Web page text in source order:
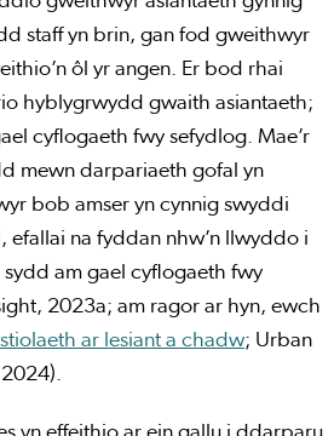
staff yn brin, gan fod gweithwyr
ôl yr angen. Er bod rhai
hyblygrwydd gwaith asiantaeth;
cyflogaeth fwy sefydlog. Mae’r
mewn darpariaeth gofal yn
bob amser yn cynnig swyddi
efallai na fyddan nhw’n llwyddo i
am gael cyflogaeth fwy
2023a; am ragor ar hyn, ewch
ar lesiant a chadw; Urban